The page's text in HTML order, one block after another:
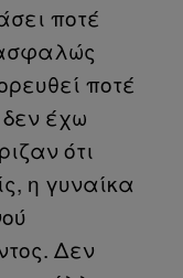
ποτέ
ποτέ
έχω
ότι
η γυναίκα
Δεν